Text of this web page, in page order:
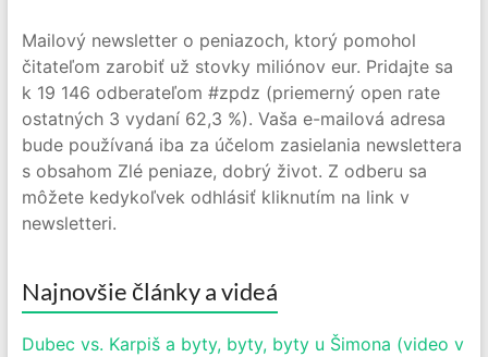
Mailový newsletter o peniazoch, ktorý pomohol
čitateľom zarobiť už stovky miliónov eur. Pridajte sa
k 19 146 odberateľom #zpdz (priemerný open rate
ostatných 3 vydaní 62,3 %). Vaša e-mailová adresa
bude používaná iba za účelom zasielania newslettera
s obsahom Zlé peniaze, dobrý život. Z odberu sa
môžete kedykoľvek odhlásiť kliknutím na link v
newsletteri.
Najnovšie články a videá
Dubec vs. Karpiš a byty, byty, byty u Šimona (video v